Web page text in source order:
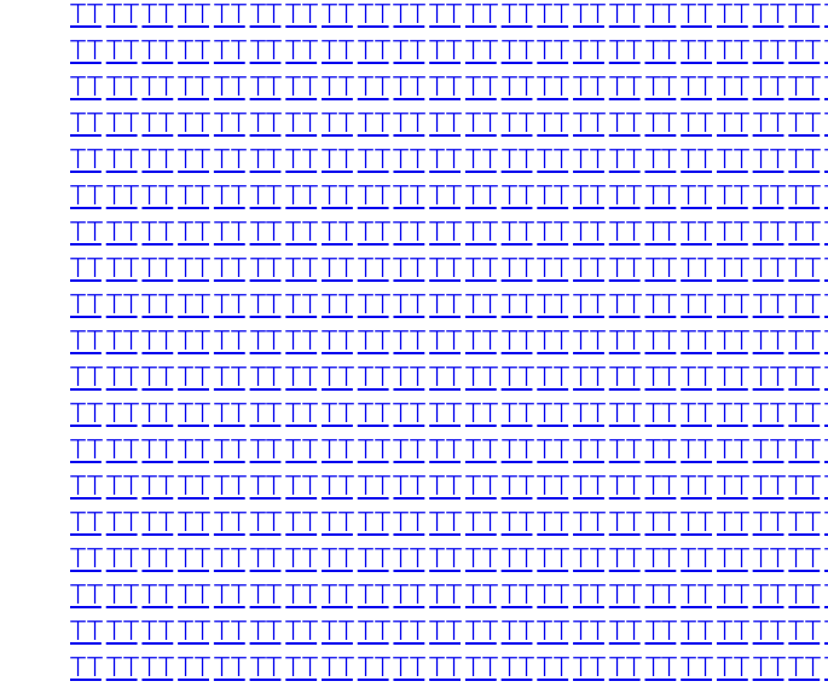
TTTTTTTTTTTTTTTTTTTTTTTTTTTTTTTTTTTTTTTTTT
TTTTTTTTTTTTTTTTTTTTTTTTTTTTTTTTTTTTTTTTTT
TTTTTTTTTTTTTTTTTTTTTTTTTTTTTTTTTTTTTTTTTT
TTTTTTTTTTTTTTTTTTTTTTTTTTTTTTTTTTTTTTTTTT
TTTTTTTTTTTTTTTTTTTTTTTTTTTTTTTTTTTTTTTTTT
TTTTTTTTTTTTTTTTTTTTTTTTTTTTTTTTTTTTTTTTTT
TTTTTTTTTTTTTTTTTTTTTTTTTTTTTTTTTTTTTTTTTT
TTTTTTTTTTTTTTTTTTTTTTTTTTTTTTTTTTTTTTTTTT
TTTTTTTTTTTTTTTTTTTTTTTTTTTTTTTTTTTTTTTTTT
TTTTTTTTTTTTTTTTTTTTTTTTTTTTTTTTTTTTTTTTTT
TTTTTTTTTTTTTTTTTTTTTTTTTTTTTTTTTTTTTTTTTT
TTTTTTTTTTTTTTTTTTTTTTTTTTTTTTTTTTTTTTTTTT
TTTTTTTTTTTTTTTTTTTTTTTTTTTTTTTTTTTTTTTTTT
TTTTTTTTTTTTTTTTTTTTTTTTTTTTTTTTTTTTTTTTTT
TTTTTTTTTTTTTTTTTTTTTTTTTTTTTTTTTTTTTTTTTT
TTTTTTTTTTTTTTTTTTTTTTTTTTTTTTTTTTTTTTTTTT
TTTTTTTTTTTTTTTTTTTTTTTTTTTTTTTTTTTTTTTTTT
TTTTTTTTTTTTTTTTTTTTTTTTTTTTTTTTTTTTTTTTTT
TTTTTTTTTTTTTTTTTTTTTTTTTTTTTTTTTTTTTTTTTT